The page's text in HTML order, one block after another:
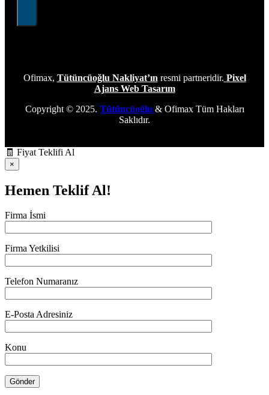
Ofimax, Tütüncüoğlu Nakliyat’ın resmi partneridir. Pixel
Ajans Web Tasarım
Copyright © 2025. Tütüncüoğlu & Ofimax Tüm Hakları
Saklıdır.
🧾 Fiyat Teklifi Al
×
Hemen Teklif Al!
Firma İsmi
Firma Yetkilisi
Telefon Numaranız
E-Posta Adresiniz
Konu